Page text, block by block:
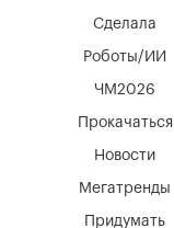
Мегатренды
Придумать
Новости
Сделала
Роботы/ИИ
ЧМ2026
Прокачаться